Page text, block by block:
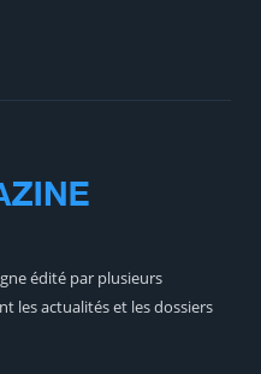
édité par plusieurs
les actualités et les dossiers